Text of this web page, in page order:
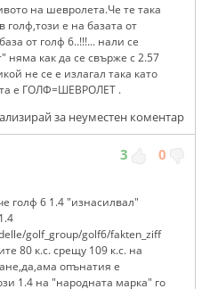
на шевролета.Че те така
голф,този е на базата от
от голф 6..!!!... нали се
няма как да се свърже с 2.57
не се е излагал така като
е ГОЛФ=ШЕВРОЛЕТ .
за неуместен коментар
3 0
голф 6 1.4 "изнасилвал"
golf_group/golf6/fakten_ziff
80 к.с. срещу 109 к.с. на
опънатия е
1.4 на "народната марка" го